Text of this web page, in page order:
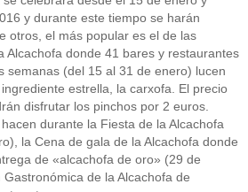
y durante este tiempo se harán
otros, el más popular es el de las
Alcachofa donde 41 bares y restaurantes
semanas (del 15 al 31 de enero) lucen
estrella, la carxofa. El precio
disfrutar los pinchos por 2 euros.
durante la Fiesta de la Alcachofa
la Cena de gala de la Alcachofa donde
de «alcachofa de oro» (29 de
de la Alcachofa de